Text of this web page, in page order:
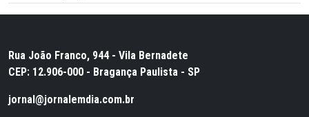
Rua João Franco, 944 - Vila Bernadete
CEP: 12.906-000 - Bragança Paulista - SP
jornal@jornalemdia.com.br